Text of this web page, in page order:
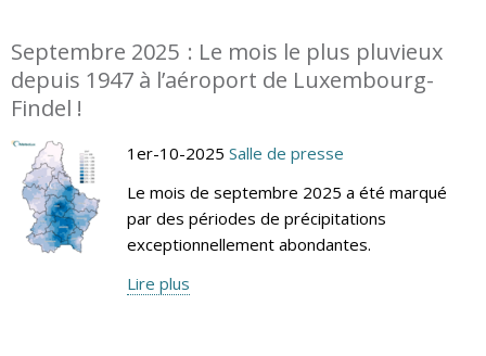
Septembre 2025 : Le mois le plus pluvieux
depuis 1947 à l’aéroport de Luxembourg-
Findel !
1er-10-2025 Salle de presse
Le mois de septembre 2025 a été marqué
par des périodes de précipitations
exceptionnellement abondantes.
Lire plus